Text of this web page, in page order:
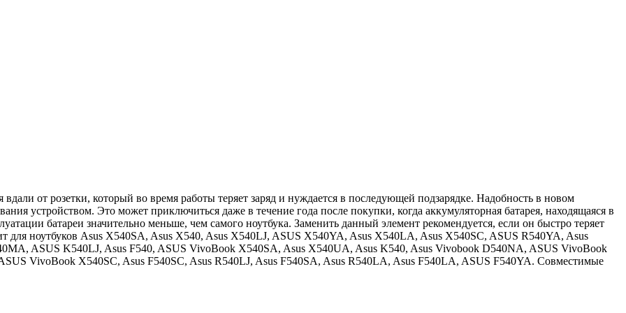
от розетки, который во время работы теряет заряд и нуждается в последующей подзарядке. Надобность в новом
устройством. Это может приключиться даже в течение года после покупки, когда аккумуляторная батарея, находящаяся в
батареи значительно меньше, чем самого ноутбука. Заменить данный элемент рекомендуется, если он быстро теряет
для ноутбуков Asus X540SA, Asus X540, Asus X540LJ, ASUS X540YA, Asus X540LA, Asus X540SC, ASUS R540YA, Asus
ASUS K540LJ, Asus F540, ASUS VivoBook X540SA, Asus X540UA, Asus K540, Asus Vivobook D540NA, ASUS VivoBook
VivoBook X540SC, Asus F540SC, Asus R540LJ, Asus F540SA, Asus R540LA, Asus F540LA, ASUS F540YA. Совместимые